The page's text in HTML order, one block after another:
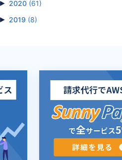
2020 (61)
2019 (8)